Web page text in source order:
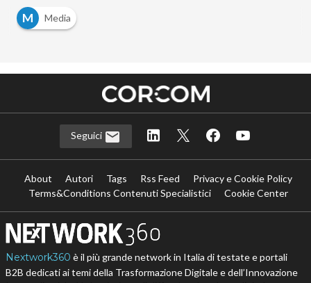
M
Media
Seguici
About Autori Tags Rss Feed
Privacy e Cookie Policy
Terms&Conditions Contenuti Specialistici
Cookie Center
Nextwork360 è il più grande network in Italia di testate e portali
B2B dedicati ai temi della Trasformazione Digitale e dell’Innovazione